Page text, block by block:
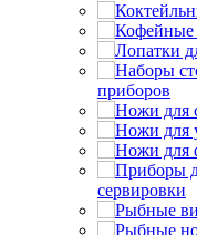
приборов
сервировки